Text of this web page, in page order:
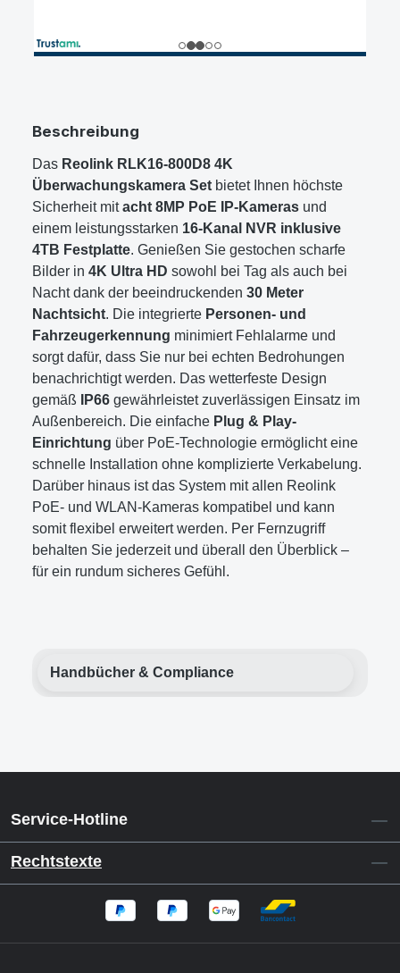
Beschreibung
Das Reolink RLK16-800D8 4K
Überwachungskamera Set bietet Ihnen höchste
Sicherheit mitacht 8MP PoE IP-Kameras und
einem leistungsstarken 16-Kanal NVR inklusive
4TB Festplatte. Genießen Sie gestochen scharfe
Bilder in 4K Ultra HD sowohl bei Tag als auch bei
Nacht dank der beeindruckenden 30 Meter
Nachtsicht. Die integrierte Personen- und
Fahrzeugerkennung minimiert Fehlalarme und
sorgt dafür, dass Sie nur bei echten Bedrohungen
benachrichtigt werden. Das wetterfeste Design
gemäß
IP66 gewährleistet zuverlässigen Einsatz im
Außenbereich. Die einfache Plug & Play-
Einrichtung über PoE-Technologie ermöglicht eine
schnelle Installation ohne komplizierte Verkabelung.
Darüber hinaus ist das System mit allen Reolink
PoE- und WLAN-Kameras kompatibel und kann
somit flexibel erweitert werden. Per Fernzugriff
behalten Sie jederzeit und überall den Überblick –
für ein rundum sicheres Gefühl.
Handbücher & Compliance
Service-Hotline
Rechtstexte